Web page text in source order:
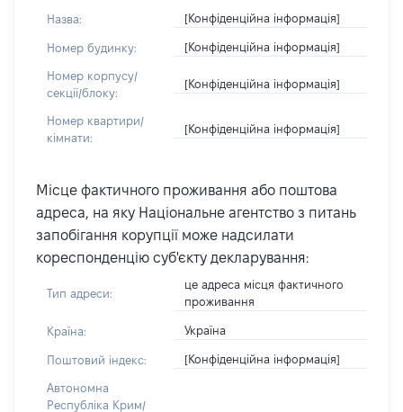
Назва: [Конфіденційна інформація]
Номер будинку: [Конфіденційна інформація]
Номер корпусу/
секції/блоку:
[Конфіденційна інформація]
Номер квартири/
кімнати:
[Конфіденційна інформація]
Місце фактичного проживання або поштова
адреса, на яку Національне агентство з питань
запобігання корупції може надсилати
кореспонденцію суб'єкту декларування:
Тип адреси:
це адреса місця фактичного
проживання
Країна: Україна
Поштовий індекс: [Конфіденційна інформація]
Автономна
Республіка Крим/